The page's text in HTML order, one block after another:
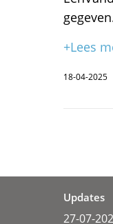
+Lees
18-04-2025
Updates
27-07-